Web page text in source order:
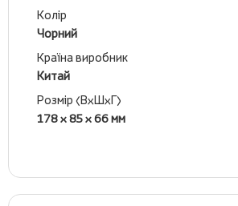
Колір
Чорний
Країна виробник
Китай
Розмір (ВхШхГ)
178 x 85 x 66 мм